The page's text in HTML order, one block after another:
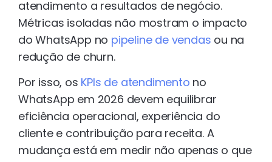
atendimento a resultados de negócio.
Métricas isoladas não mostram o impacto
do WhatsApp no pipeline de vendas ou na
redução de churn.
Por isso, os KPIs de atendimento no
WhatsApp em 2026 devem equilibrar
eficiência operacional, experiência do
cliente e contribuição para receita. A
mudança está em medir não apenas o que